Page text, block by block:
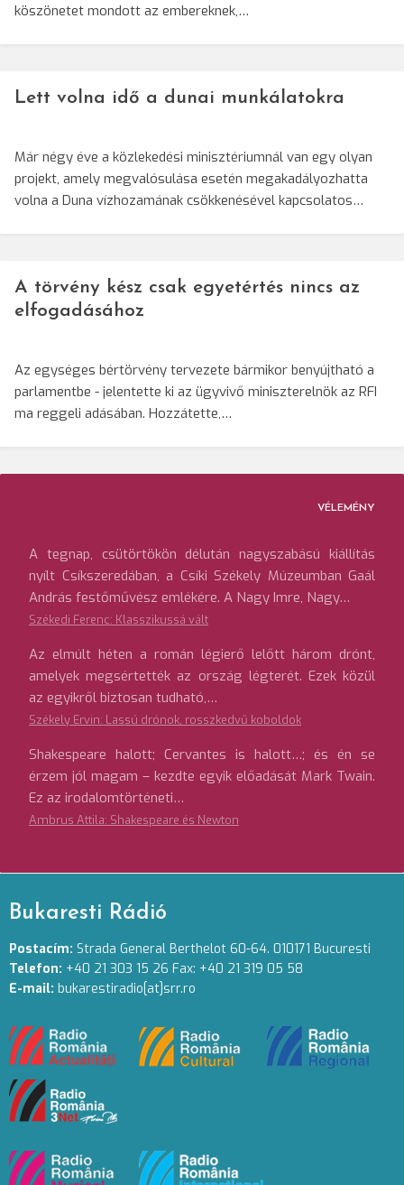
köszönetet mondott az embereknek,…
Lett volna idő a dunai munkálatokra
Már négy éve a közlekedési minisztériumnál van egy olyan
projekt, amely megvalósulása esetén megakadályozhatta
volna a Duna vízhozamának csökkenésével kapcsolatos…
A törvény kész csak egyetértés nincs az
elfogadásához
Az egységes bértörvény tervezete bármikor benyújtható a
parlamentbe - jelentette ki az ügyvivő miniszterelnök az RFI
ma reggeli adásában. Hozzátette,…
VÉLEMÉNY
A tegnap, csütörtökön délután nagyszabású kiállítás
nyílt Csíkszeredában, a Csíki Székely Múzeumban Gaál
András festőművész emlékére. A Nagy Imre, Nagy…
Székedi Ferenc: Klasszikussá vált
Az elmúlt héten a román légierő lelőtt három drónt,
amelyek megsértették az ország légterét. Ezek közül
az egyikről biztosan tudható,…
Székely Ervin: Lassú drónok, rosszkedvű koboldok
Shakespeare halott; Cervantes is halott…; és én se
érzem jól magam – kezdte egyik előadását Mark Twain.
Ez az irodalomtörténeti…
Ambrus Attila: Shakespeare és Newton
Bukaresti Rádió
Postacím: Strada General Berthelot 60-64. 010171 Bucuresti
Telefon: +40 21 303 15 26 Fax: +40 21 319 05 58
E-mail: bukarestiradio[at]srr.ro